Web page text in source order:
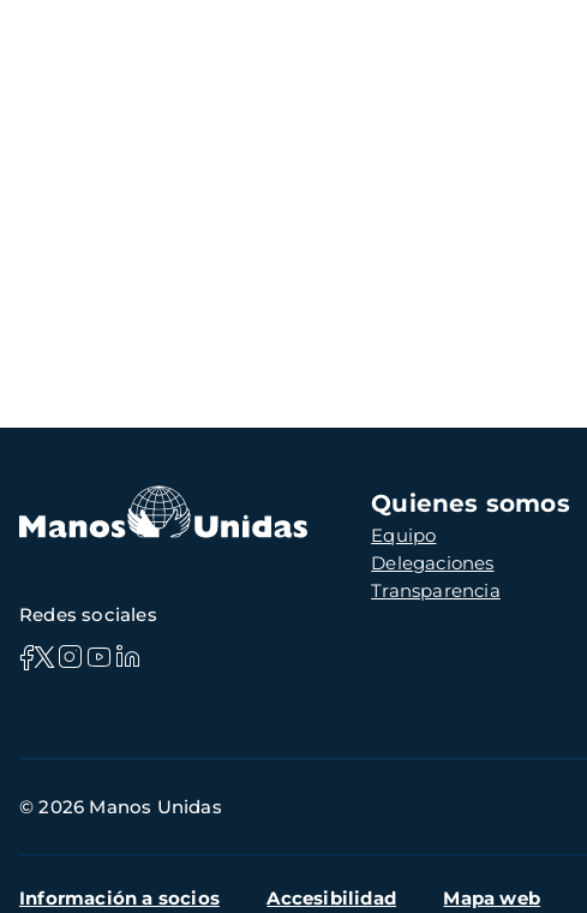
Navegación
principal
Quienes somos
Equipo
Delegaciones
Transparencia
Redes sociales
de
© 2026 Manos Unidas
Menú
Información a socios Accesibilidad Mapa web